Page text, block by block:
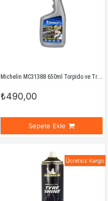
Michelin MC31388 650ml Torpido ve Trim Temizleme ve Bakım Spreyi
₺490,00
Sepete Ekle
Ücretsiz Kargo